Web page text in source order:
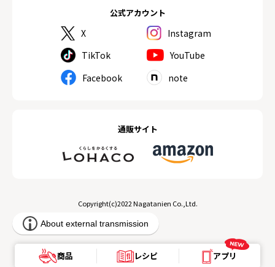
公式アカウント
X
Instagram
TikTok
YouTube
Facebook
note
通販サイト
Copyright(c)2022 Nagatanien Co.,Ltd.
商品 レシピ アプリ